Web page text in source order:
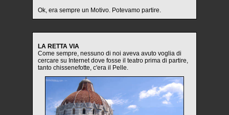
Ok, era sempre un Motivo. Potevamo partire.
LA RETTA VIA
Come sempre, nessuno di noi aveva avuto voglia di
cercare su Internet dove fosse il teatro prima di partire,
tanto chissenefotte, c'era il Pelle.